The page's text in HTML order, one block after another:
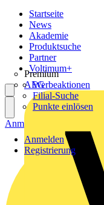
Startseite
News
Akademie
Produktsuche
Partner
Premium
AEG
Voltimum+
Werbeaktionen
Filial-Suche
Punkte einlösen
Anmelden
Registrierung
Anmelden